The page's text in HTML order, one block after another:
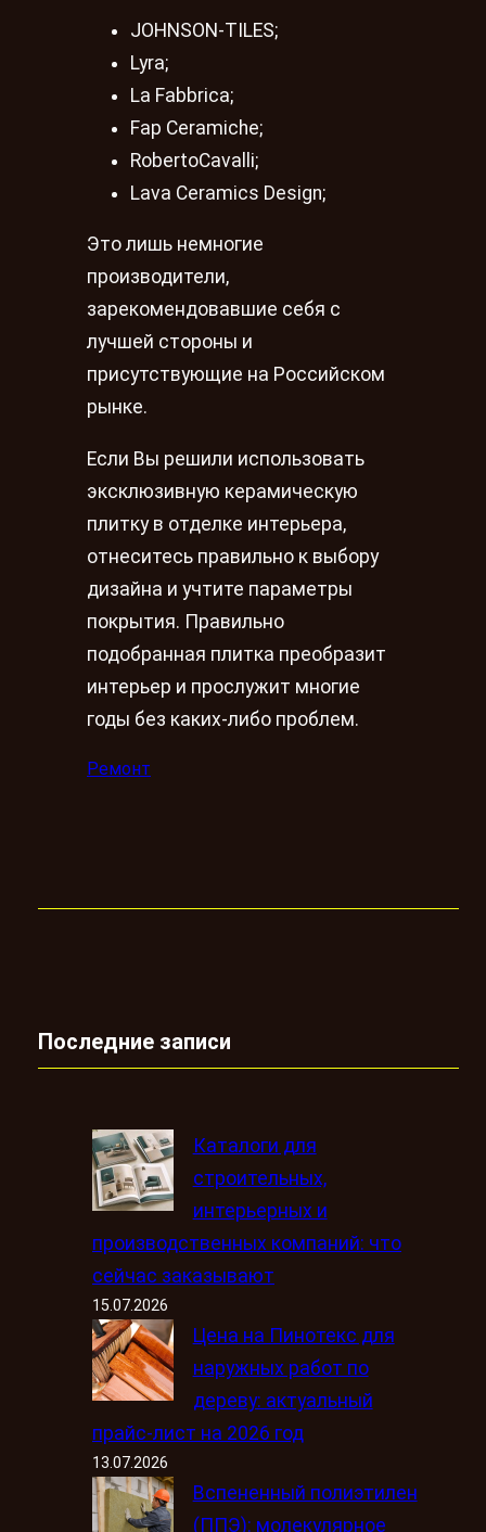
JOHNSON-TILES;
Lyra;
La Fabbrica;
Fap Ceramiche;
RobertoCavalli;
Lava Ceramics Design;
Это лишь немногие
производители,
зарекомендовавшие себя с
лучшей стороны и
присутствующие на Российском
рынке.
Если Вы решили использовать
эксклюзивную керамическую
плитку в отделке интерьера,
отнеситесь правильно к выбору
дизайна и учтите параметры
покрытия. Правильно
подобранная плитка преобразит
интерьер и прослужит многие
годы без каких-либо проблем.
Ремонт
Последние записи
Каталоги для
строительных,
интерьерных и
производственных компаний: что
сейчас заказывают
15.07.2026
Цена на Пинотекс для
наружных работ по
дереву: актуальный
прайс-лист на 2026 год
13.07.2026
Вспененный полиэтилен
(ППЭ): молекулярное